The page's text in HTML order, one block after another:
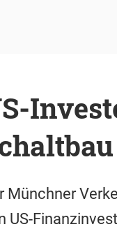
Münchner
US-